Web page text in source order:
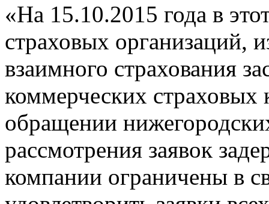
«На 15.10.2015 года в
страховых организаций,
взаимного страхования
коммерческих страховых
обращении
рассмотрения заявок
компании ограничены в